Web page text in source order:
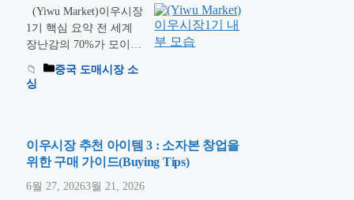
1기에서 트렌드를 보셨
다면, 이제 본격적인 ‘기
능성 제품’을 만나볼 차
공된 이우시장2기
(District 2)는 F구역과 G
까지 실생활에 밀접한
…더 읽기
(Yiwu Market)이우시장
1기 핵심 요약 전 세계
장난감의 70%가 모이는
이우 시장의 심장, 1기
를 아시나요? 단순한 시
을 통해 수익률을 극대
화하는 비결을 공개합니
무성에서 가장 역사가
중국 도매시장 소
싱
이우시장 추천 아이템 3 : 소자본 창업을
위한 구매 가이드(Buying Tips)
6월 27, 20263월 21, 2026